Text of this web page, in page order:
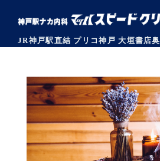
JR神戸駅直結 プリコ神戸 大垣書店奥